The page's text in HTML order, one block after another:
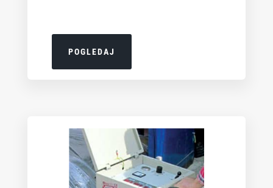
POGLEDAJ